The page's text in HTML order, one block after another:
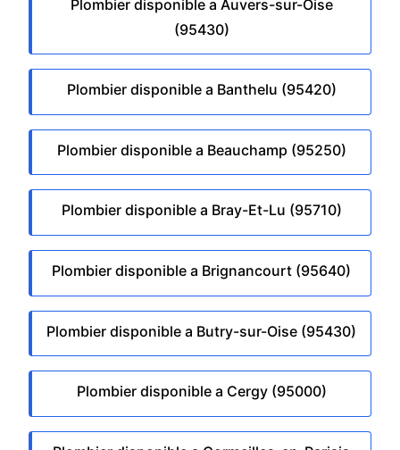
Plombier disponible a Auvers-sur-Oise
(95430)
Plombier disponible a Banthelu (95420)
Plombier disponible a Beauchamp (95250)
Plombier disponible a Bray-Et-Lu (95710)
Plombier disponible a Brignancourt (95640)
Plombier disponible a Butry-sur-Oise (95430)
Plombier disponible a Cergy (95000)